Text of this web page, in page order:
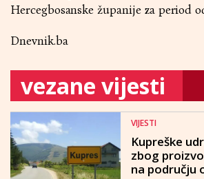
Hercegbosanske županije za period
Dnevnik.ba
vezane vijesti
VIJESTI
Kupreške
zbog
na području